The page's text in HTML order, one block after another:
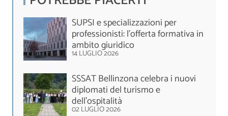
SUPSI e specializzazioni per
professionisti: l’offerta formativa in
ambito giuridico
14 LUGLIO 2026
SSSAT Bellinzona celebra i nuovi
diplomati del turismo e
dell'ospitalità
02 LUGLIO 2026